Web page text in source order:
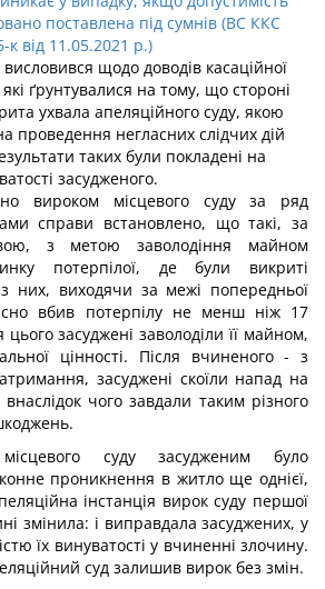
поставлена під сумнів (ВС ККС
від 11.05.2021 р.)
щодо доводів касаційної
ґрунтувалися на тому, що стороні
ухвала апеляційного суду, якою
проведення негласних слідчих дій
таких були покладені на
засудженого.
вироком місцевого суду за ряд
справи встановлено, що такі, за
з метою заволодіння майном
потерпілої, де були викриті
них, виходячи за межі попередньої
вбив потерпілу не менш ніж 17
засуджені заволоділи її майном,
цінності. Після вчиненого - з
засуджені скоїли напад на
внаслідок чого завдали таким різного
суду засудженим було
проникнення в житло ще однієї,
інстанція вирок суду першої
змінила: і виправдала засуджених, у
їх винуватості у вчиненні злочину.
суд залишив вирок без змін.